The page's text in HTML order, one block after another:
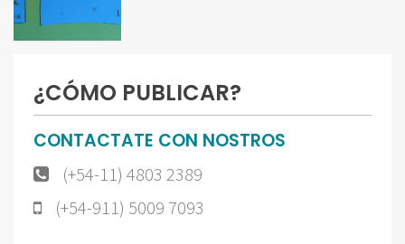
¿CÓMO PUBLICAR?
CONTACTATE CON NOSTROS
(+54-11) 4803 2389
(+54-911) 5009 7093